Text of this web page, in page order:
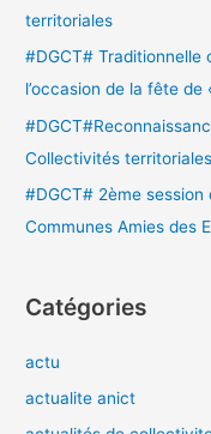
:
territoriales
#DGCT#
l’occasion de la fête de
Collectivités
#DGCT# 2ème
Communes Amies des
Catégories
actu
actualite anict